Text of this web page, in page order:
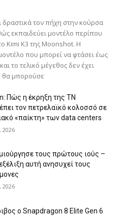
δραστικά τον πήχη στην κούρσα
εκπαιδεύει μοντέλο περίπου
Kimi K3 της Moonshot. Η
που μπορεί να φτάσει έως
το τελικό μέγεθος δεν έχει
θα μπορούσε
Πώς η έκρηξη της ΤΝ
τον πετρελαϊκό κολοσσό σε
«παίκτη» των data centers
2026
τους πρώτους ιούς –
εξέλιξη αυτή ανησυχεί τους
2026
ο Snapdragon 8 Elite Gen 6